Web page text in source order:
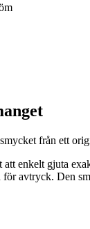
från ett
att enkelt gjuta
för avtryck. Den